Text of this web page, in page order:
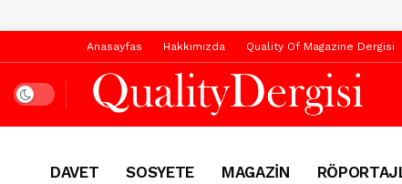
Anasayfas Hakkımızda Quality Of Magazine Dergisi
Dark mode
DAVET SOSYETE MAGAZİN